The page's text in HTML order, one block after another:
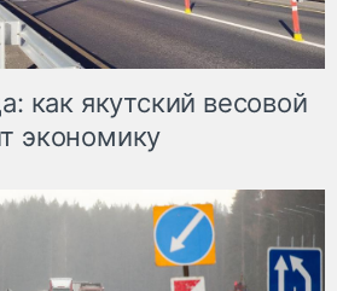
как якутский весовой
экономику